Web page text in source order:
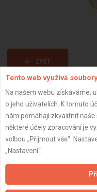
ZPĚT
Aktualizováno z
Naše
Zpracování a
Tento web využívá
Na našem webu získáváme,
o jeho uživatelích. K tomuto
nám pomáhají zkvalitnit naše
některé účely zpracování je
volbou „Přijmout vše“.
„Nastavení“.